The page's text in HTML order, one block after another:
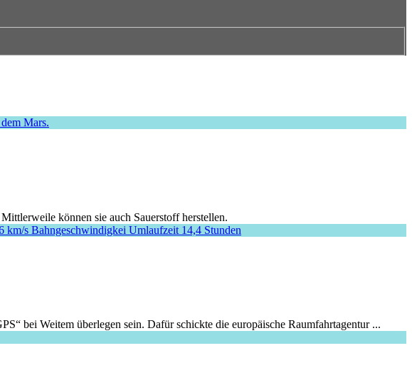
können sie auch Sauerstoff herstellen.
bei Weitem überlegen sein. Dafür schickte die europäische Raumfahrtagentur ...